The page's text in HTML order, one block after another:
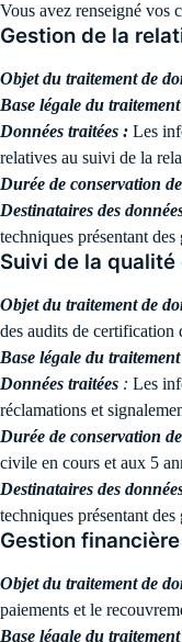
Vous avez renseigné vos
Gestion de la
Objet du traitement de
Base légale du
Données traitées : Les
relatives au suivi de la
Durée de conservation
Destinataires des
techniques présentant
Suivi de la
Objet du traitement de
des audits de certification
Base légale du traitement
Données traitées : Les
réclamations et
Durée de conservation
civile en cours et aux 5
Destinataires des
techniques présentant
Gestion
Objet du traitement de
paiements et le
Base légale du traitement